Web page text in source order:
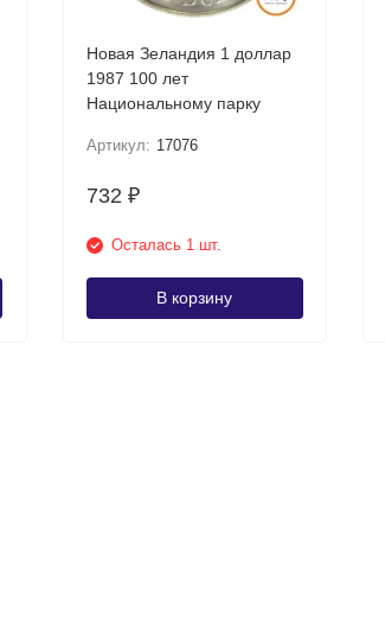
Новая Зеландия 1 доллар
1987 100 лет
Национальному парку
Артикул: 17076
732 ₽
Осталась 1 шт.
В корзину